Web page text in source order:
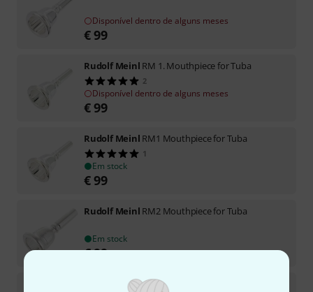
Disponível dentro de alguns meses
€99
Rudolf Meinl RM 1. Mouthpiece for Tuba
2
Disponível dentro de alguns meses
€99
Rudolf Meinl RM1 Mouthpiece for Tuba
1
Em stock
€99
Rudolf Meinl RM2 Mouthpiece for Tuba
Em stock
€99
Rudolf MeinlRM 0. Mouthpiece for Tuba